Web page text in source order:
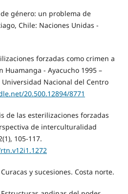
de género: un problema de
Chile: Naciones Unidas -
forzadas como crimen a
Huamanga - Ayacucho 1995 –
Nacional del Centro
20.500.12894/8771
de las esterilizaciones forzadas
de interculturalidad
105-117.
y sucesiones. Costa norte.